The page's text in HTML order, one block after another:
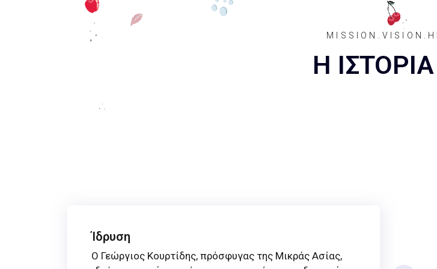
Η
Ίδρυση
Ο Γεώργιος Κουρτίδης, πρόσφυγας της Μικράς Ασίας,